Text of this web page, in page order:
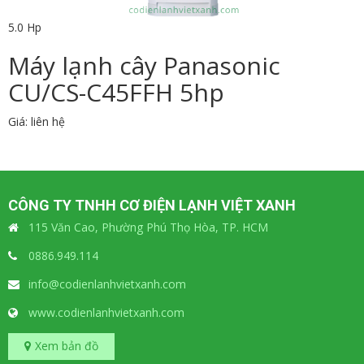
5.0 Hp
Máy lạnh cây Panasonic
CU/CS-C45FFH 5hp
Giá: liên hệ
CÔNG TY TNHH CƠ ĐIỆN LẠNH VIỆT XANH
115 Văn Cao, Phường Phú Thọ Hòa, TP. HCM
0886.949.114
info@codienlanhvietxanh.com
www.codienlanhvietxanh.com
Xem bản đồ